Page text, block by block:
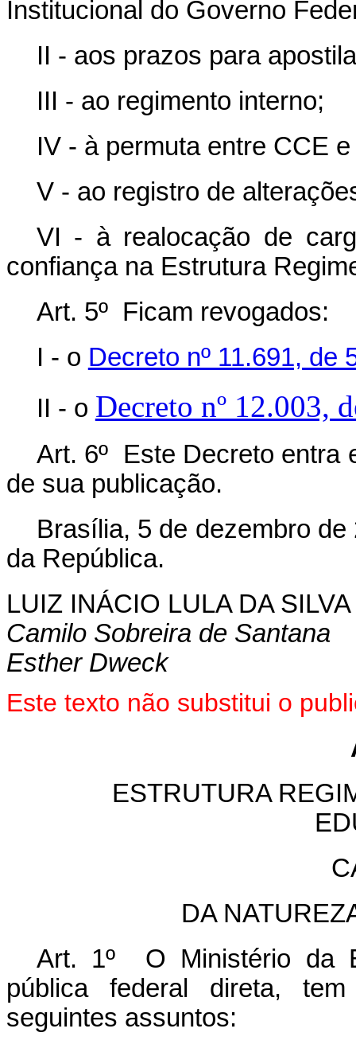
Institucional do Governo
II - aos prazos para
III - ao regimento interno;
IV - à permuta entre CCE
V - ao registro de
VI - à realocação de
confiança na Estrutura
Art. 5º Ficam revogados:
I - o Decreto nº 11.691, de
II - o Decreto nº 12.003,
Art. 6º Este Decreto entra
de sua publicação.
Brasília, 5 de dezembro de
da República.
LUIZ INÁCIO LULA DA SILVA
Camilo Sobreira de Santana
Esther Dweck
Este texto não substitui o
ESTRUTURA
DA
Art. 1º O Ministério da
pública federal direta,
seguintes assuntos: